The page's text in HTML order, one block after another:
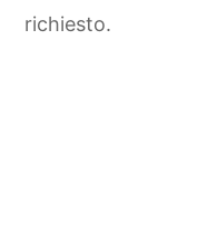
richiesto.